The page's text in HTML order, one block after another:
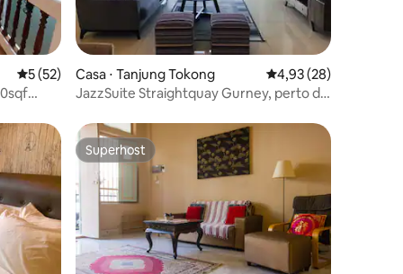
5 de uma avaliação média de 5, 52 avaliações
5 (52)
Casa ⋅ Tanjung Tokong 4,93 de uma
4,93 (28)
JazzSuite Straightquay Gurney, perto do
Superhost
Superhost